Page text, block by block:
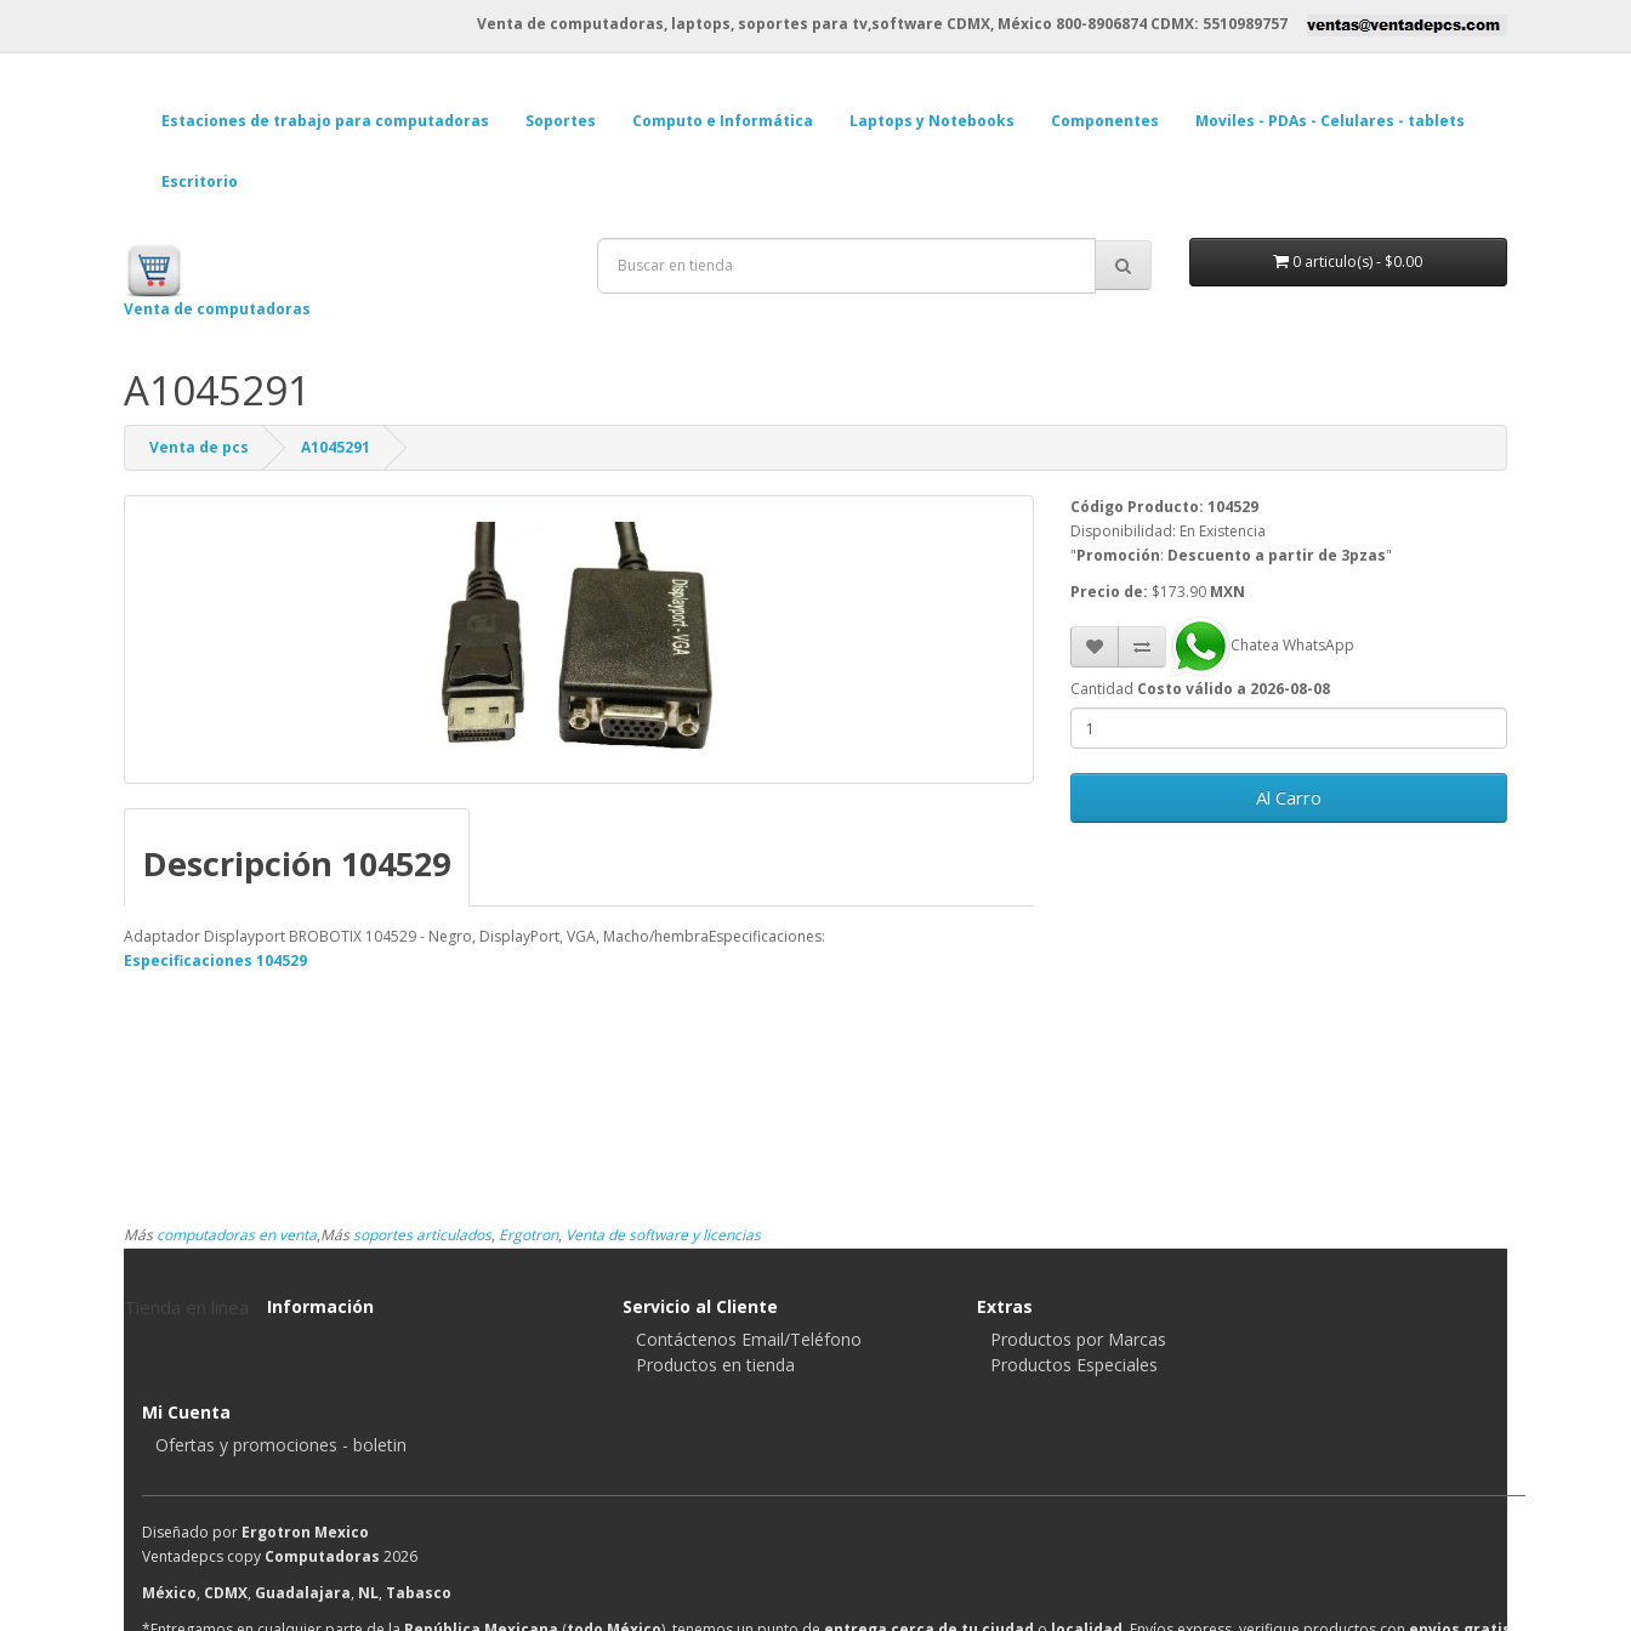
Venta de computadoras, laptops, soportes para tv,software CDMX, México 800-8906874 CDMX: 5510989757
Estaciones de trabajo para computadoras Soportes Computo e Informática Laptops y Notebooks Componentes Moviles - PDAs - Celulares - tablets
Escritorio
Venta de computadoras
0 articulo(s) - $0.00
A1045291
Venta de pcs A1045291
Descripción 104529
Adaptador Displayport BROBOTIX 104529 - Negro, DisplayPort, VGA, Macho/hembraEspecificaciones:
Código Producto: 104529
Disponibilidad: En Existencia
"Promoción: Descuento a partir de 3pzas"
Precio de: $173.90 MXN
Chatea WhatsApp
Cantidad Costo válido a 2026-08-08
Al Carro
Especificaciones 104529
Máscomputadoras en venta,Mássoportes articulados, Ergotron, Venta de software y licencias
Información
Servicio al Cliente
Contáctenos Email/Teléfono
Productos en tienda
Extras
Productos por Marcas
Productos Especiales
Mi Cuenta
Ofertas y promociones - boletin
Diseñado por Ergotron Mexico
Ventadepcs copy Computadoras 2026
México, CDMX, Guadalajara, NL, Tabasco